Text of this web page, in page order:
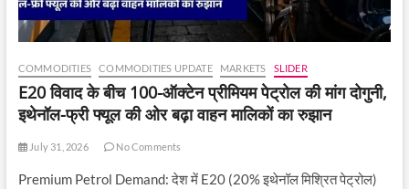
COMMODITIES COMMODITIES UPDATE MARKETS SLIDER
E20 विवाद के बीच 100-ऑक्टेन प्रीमियम पेट्रोल की मांग दोगुनी,
इथेनॉल-फ्री फ्यूल की ओर बढ़ा वाहन मालिकों का रुझान
July 31, 2026 No Comments
Premium Petrol Demand: देश में E20 (20% इथेनॉल मिश्रित पेट्रोल)